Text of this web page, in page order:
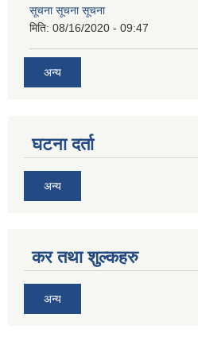
सूचना सूचना सूचना
मिति: 08/16/2020 - 09:47
अन्य
घटना दर्ता
अन्य
कर तथा शुल्कहरु
अन्य